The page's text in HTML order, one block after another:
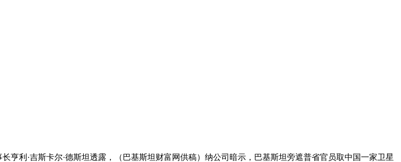
亨利·吉斯卡尔·德斯坦透露，（巴基斯坦财富网供稿）纳公司暗示，巴基斯坦旁遮普省官员取中国一家卫星